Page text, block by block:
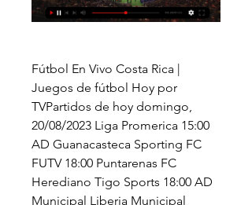
Fútbol En Vivo Costa Rica |
Juegos de fútbol Hoy por
TVPartidos de hoy domingo,
20/08/2023 Liga Promerica 15:00
AD Guanacasteca Sporting FC
FUTV 18:00 Puntarenas FC
Herediano Tigo Sports 18:00 AD
Municipal Liberia Municipal